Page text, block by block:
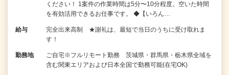
ください！ 1案件の作業時間は5分〜10分程度。空いた時間
を有効活用できるお仕事です。 ◆【いろん…
給与
完全出来高制 ★謝礼は、最短で当日のうちに受け取れま
す！
勤務地
ご自宅※フルリモート勤務 茨城県・群馬県・栃木県全域を
含む関東エリアおよび日本全国で勤務可能(在宅OK)